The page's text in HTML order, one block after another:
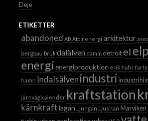
Deje
ETIKETTER
abandoned AB Atomenergi arkitekturasea
bergbau bruk dalälven damm detroitel
energienergiproduktion erik hahr
hamn Indalsälven industri
järnväg kalender kraftstation
kärnkraftlagan Ljungan Ljusnan Marviken